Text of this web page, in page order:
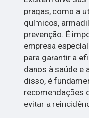
pragas, como a
químicos,
prevenção. É
empresa
para garantir a
danos à saúde e
disso, é
recomendações
evitar a